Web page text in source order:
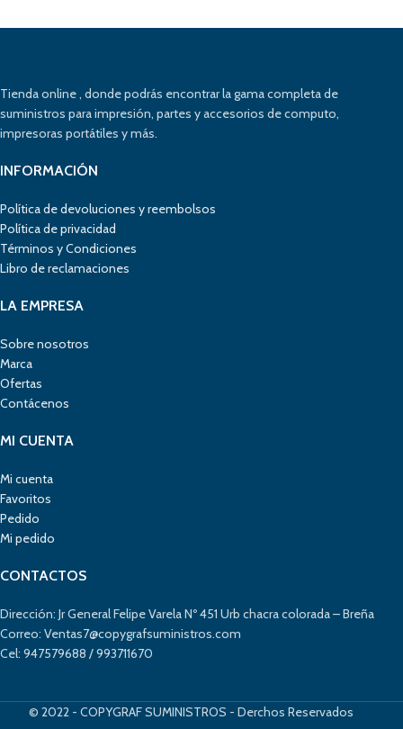
Tienda online , donde podrás encontrar la gama completa de
suministros para impresión, partes y accesorios de computo,
impresoras portátiles y más.
INFORMACIÓN
Política de devoluciones y reembolsos
Política de privacidad
Términos y Condiciones
Libro de reclamaciones
LA EMPRESA
Sobre nosotros
Marca
Ofertas
Contácenos
MI CUENTA
Mi cuenta
Favoritos
Pedido
Mi pedido
CONTACTOS
Dirección: Jr General Felipe Varela Nº 451 Urb chacra colorada – Breña
Correo: Ventas7@copygrafsuministros.com
Cel: 947579688 / 993711670
© 2022 - COPYGRAF SUMINISTROS - Derchos Reservados